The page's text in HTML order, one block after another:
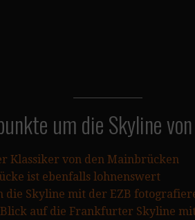
um die Skyline
Klassiker von den Mainbrücken
ist ebenfalls lohnenswert
Skyline mit der EZB
auf die Frankfurter Skyline